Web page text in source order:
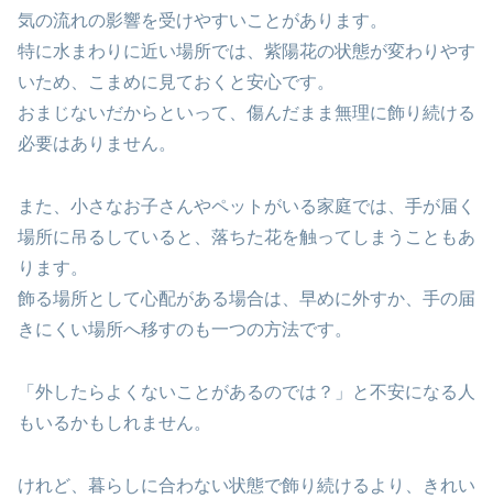
気の流れの影響を受けやすいことがあります。
特に水まわりに近い場所では、紫陽花の状態が変わりやす
いため、こまめに見ておくと安心です。
おまじないだからといって、傷んだまま無理に飾り続ける
必要はありません。
また、小さなお子さんやペットがいる家庭では、手が届く
場所に吊るしていると、落ちた花を触ってしまうこともあ
ります。
飾る場所として心配がある場合は、早めに外すか、手の届
きにくい場所へ移すのも一つの方法です。
「外したらよくないことがあるのでは？」と不安になる人
もいるかもしれません。
けれど、暮らしに合わない状態で飾り続けるより、きれい